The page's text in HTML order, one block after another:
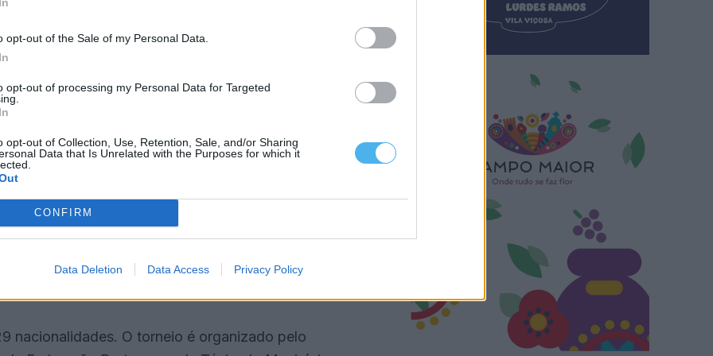
opt-out of the Sale of my Personal Data.
opt-out of processing my Personal Data for Targeted
opt-out of Collection, Use, Retention, Sale, and/or Sharing
Data that Is Unrelated with the Purposes for which it
CONFIRM
Data Deletion Data Access Privacy Policy
Vladson, antiga número 10 mundial de juniores,
pela alemã Charlotte Keitel por 6-0 e 6-3.
Pereira de Aguiar perdeu frente à britânica
Abigail Rencheli venceu a ucraniana Miroslava
Lopez Martinez superou a britânica Ava
feira
feira, dia em que ficará definido o quadro
nacionalidades. O torneio é organizado pelo